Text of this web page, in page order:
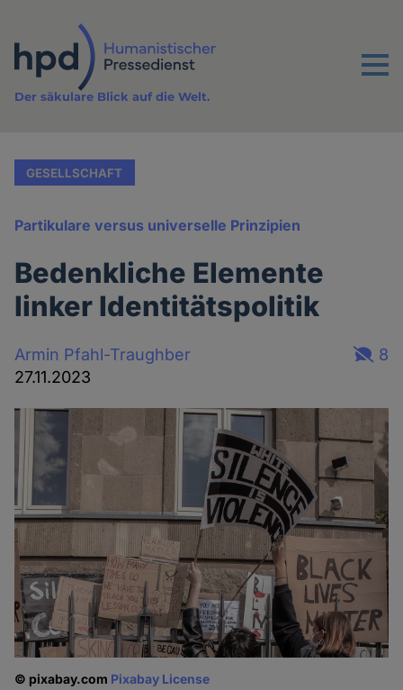
Inhalt
Menu
Der säkulare Blick auf die Welt.
GESELLSCHAFT
Partikulare versus universelle Prinzipien
Bedenkliche Elemente
linker Identitätspolitik
Armin Pfahl-Traughber
27.11.2023
8
© pixabay.com Pixabay License